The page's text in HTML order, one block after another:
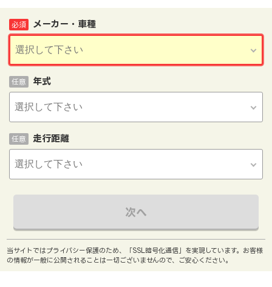
メーカー・車種
必須
年式
任意
走行距離
任意
次へ
当サイトではプライバシー保護のため、「SSL暗号化通信」を実現しています。お客様
の情報が一般に公開されることは一切ございませんので、ご安心ください。